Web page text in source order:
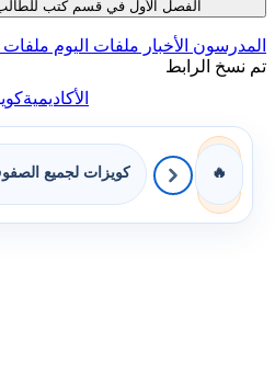
الفصل الأول في قسم كتب للطالب حتى
المدرسون الأخبار ملفات اليوم
تم نسخ الرابط
الأكاديمية
🔥 كويزات لجميع